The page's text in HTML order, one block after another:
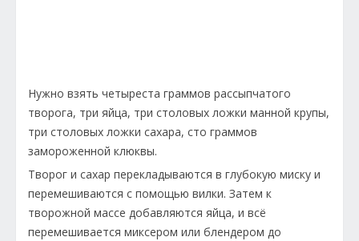
Нужно взять четыреста граммов рассыпчатого
творога, три яйца, три столовых ложки манной крупы,
три столовых ложки сахара, сто граммов
замороженной клюквы.
Творог и сахар перекладываются в глубокую миску и
перемешиваются с помощью вилки. Затем к
творожной массе добавляются яйца, и всё
перемешивается миксером или блендером до